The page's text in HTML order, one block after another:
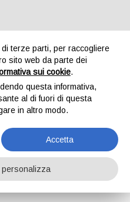
Shabby (11) Smart (6)
terze parti, per raccogliere
sito web da parte dei
sui cookie.
questa informativa,
al di fuori di questa
in altro modo.
Accetta
personalizza